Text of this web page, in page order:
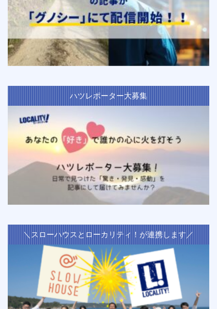
ハツレポーター大募集
＼スローハウスとローカリティ！が連携します／